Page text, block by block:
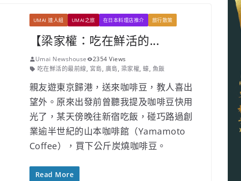
UMAI 達人組 UMAI之旅 在日本料理店推介 旅行散策
【梁家權：吃在鮮活的...
Umai Newshouse
2354 Views
吃在鮮活的最前線, 宮島, 廣島, 梁家權,蠔, 魚飯
親友遊東京歸港，送來咖啡豆，教人喜出
望外。原來出發前曾聽我提及咖啡豆快用
光了，某天傍晚往新宿吃飯，碰巧路過創
業逾半世紀的山本咖啡館（Yamamoto
Coffee），買下公斤炭燒咖啡豆。
Read More